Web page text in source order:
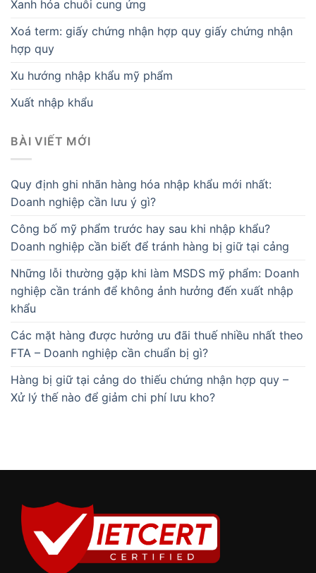
Xanh hóa chuỗi cung ứng
Xoá term: giấy chứng nhận hợp quy giấy chứng nhận
hợp quy
Xu hướng nhập khẩu mỹ phẩm
Xuất nhập khẩu
BÀI VIẾT MỚI
Quy định ghi nhãn hàng hóa nhập khẩu mới nhất:
Doanh nghiệp cần lưu ý gì?
Công bố mỹ phẩm trước hay sau khi nhập khẩu?
Doanh nghiệp cần biết để tránh hàng bị giữ tại cảng
Những lỗi thường gặp khi làm MSDS mỹ phẩm: Doanh
nghiệp cần tránh để không ảnh hưởng đến xuất nhập
khẩu
Các mặt hàng được hưởng ưu đãi thuế nhiều nhất theo
FTA – Doanh nghiệp cần chuẩn bị gì?
Hàng bị giữ tại cảng do thiếu chứng nhận hợp quy –
Xử lý thế nào để giảm chi phí lưu kho?